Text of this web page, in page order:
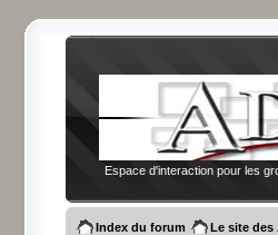
Espace d'interaction pour les
Index du forum Le site des